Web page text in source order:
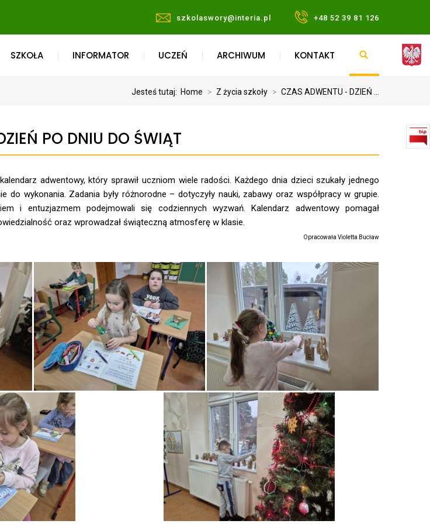
szkolaswory@interia.pl +48 52 39 81 126
SZKOŁA INFORMATOR UCZEŃ ARCHIWUM KONTAKT
Jesteś tutaj: Home > Z życia szkoły > CZAS ADWENTU - DZIEŃ ...
PO DNIU DO ŚWIĄT
adwentowy, który sprawił uczniom wiele radości. Każdego dnia dzieci szukały jednego
do wykonania. Zadania były różnorodne – dotyczyły nauki, zabawy oraz współpracy w grupie.
i entuzjazmem podejmowali się codziennych wyzwań. Kalendarz adwentowy pomagał
oraz wprowadzał świąteczną atmosferę w klasie.
Opracowała Violetta Bucław